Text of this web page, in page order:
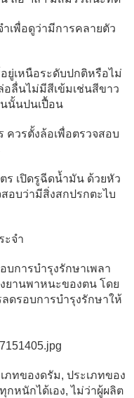
เพื่อดูว่ามีการคลายตัว
ยู่เหนือระดับปกติหรือไม่
ลื่นไม่มีสีเข้มเช่นสีขาว
นั้นปนเปื้อน
ควรตั้งล้อเพื่อตรวจสอบ
ร เปิดรูฉีดน้ำมัน ด้วยหัว
อบว่ามีสิ่งสกปรกตะไบ
ะจำ
การบำรุงรักษาเพลา
ยานพาหนะของตน โดย
ดรอบการบำรุงรักษาให้
ภทของดรัม, ประเภทของ
หนักได้เอง, ไม่ว่าผู้ผลิต